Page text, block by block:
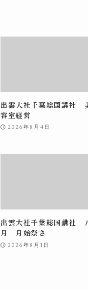
出雲大社千葉総国講社
容室経営
2026年8月4日
出雲大社千葉総国講社
月 月始祭さ
2026年8月1日